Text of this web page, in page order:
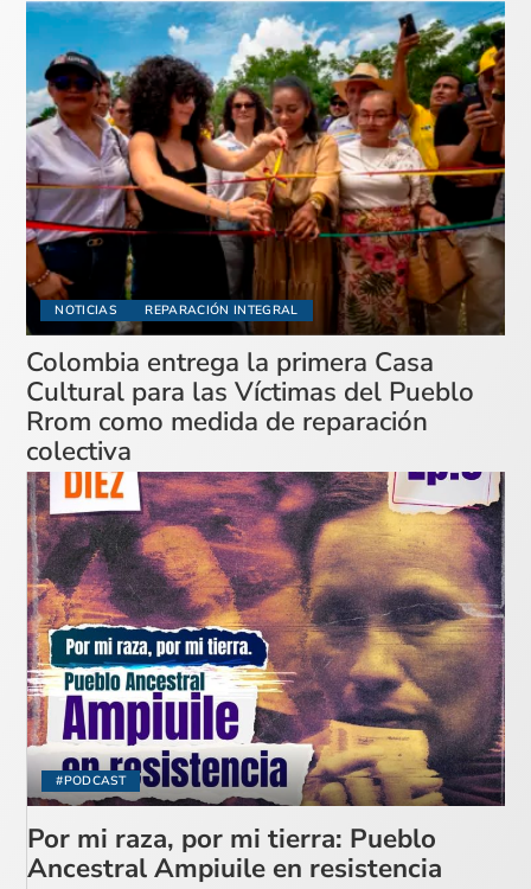
NOTICIAS REPARACIÓN INTEGRAL
Colombia entrega la primera Casa
Cultural para las Víctimas del Pueblo
Rrom como medida de reparación
colectiva
#PODCAST
Por mi raza, por mi tierra: Pueblo
Ancestral Ampiuile en resistencia